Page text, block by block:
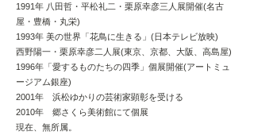
1991年 八田哲・平松礼二・栗原幸彦三人展開催(名古
屋・豊橋・丸栄)
1993年 美の世界「花鳥に生きる」(日本テレビ放映)
西野陽一・栗原幸彦二人展(東京、京都、大阪、高島屋)
1996年「愛するものたちの四季」個展開催(アートミュ
ージアム銀座)
2001年 浜松ゆかりの芸術家顕彰を受ける
2010年 郷さくら美術館にて個展
現在、無所属。